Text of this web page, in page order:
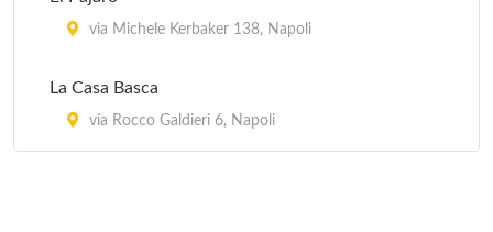
via Michele Kerbaker 138, Napoli
La Casa Basca
via Rocco Galdieri 6, Napoli